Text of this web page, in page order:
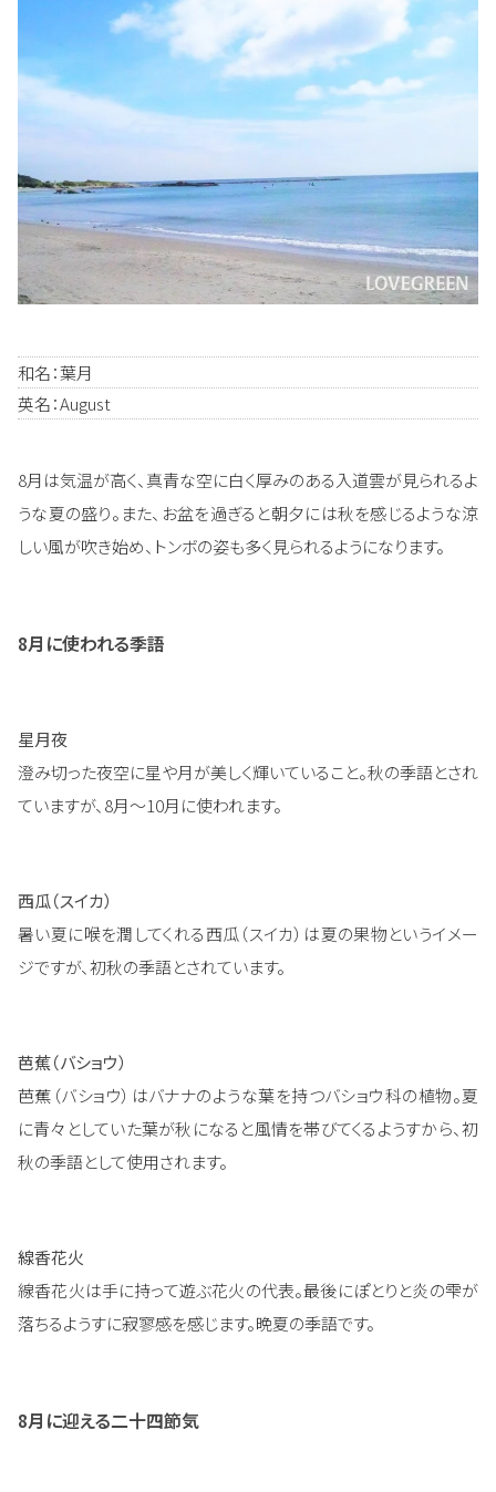
和名：葉月
英名：August
8月は気温が高く、真青な空に白く厚みのある入道雲が見られるよ
うな夏の盛り。また、お盆を過ぎると朝夕には秋を感じるような涼
しい風が吹き始め、トンボの姿も多く見られるようになります。
8月に使われる季語
星月夜
澄み切った夜空に星や月が美しく輝いていること。秋の季語とされ
ていますが、8月～10月に使われます。
西瓜（スイカ）
暑い夏に喉を潤してくれる西瓜（スイカ）は夏の果物というイメー
ジですが、初秋の季語とされています。
芭蕉（バショウ）
芭蕉（バショウ）はバナナのような葉を持つバショウ科の植物。夏
に青々としていた葉が秋になると風情を帯びてくるようすから、初
秋の季語として使用されます。
線香花火
線香花火は手に持って遊ぶ花火の代表。最後にぽとりと炎の雫が
落ちるようすに寂寥感を感じます。晩夏の季語です。
8月に迎える二十四節気